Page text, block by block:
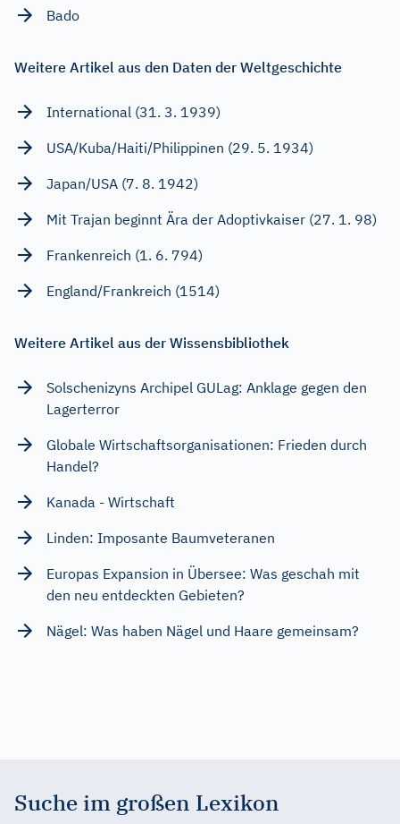
Bado
Weitere Artikel aus den Daten der Weltgeschichte
International (31. 3. 1939)
USA/Kuba/Haiti/Philippinen (29. 5. 1934)
Japan/USA (7. 8. 1942)
Mit Trajan beginnt Ära der Adoptivkaiser (27. 1. 98)
Frankenreich (1. 6. 794)
England/Frankreich (1514)
Weitere Artikel aus der Wissensbibliothek
Solschenizyns Archipel GULag: Anklage gegen den
Lagerterror
Globale Wirtschaftsorganisationen: Frieden durch
Handel?
Kanada - Wirtschaft
Linden: Imposante Baumveteranen
Europas Expansion in Übersee: Was geschah mit
den neu entdeckten Gebieten?
Nägel: Was haben Nägel und Haare gemeinsam?
Suche im großen Lexikon